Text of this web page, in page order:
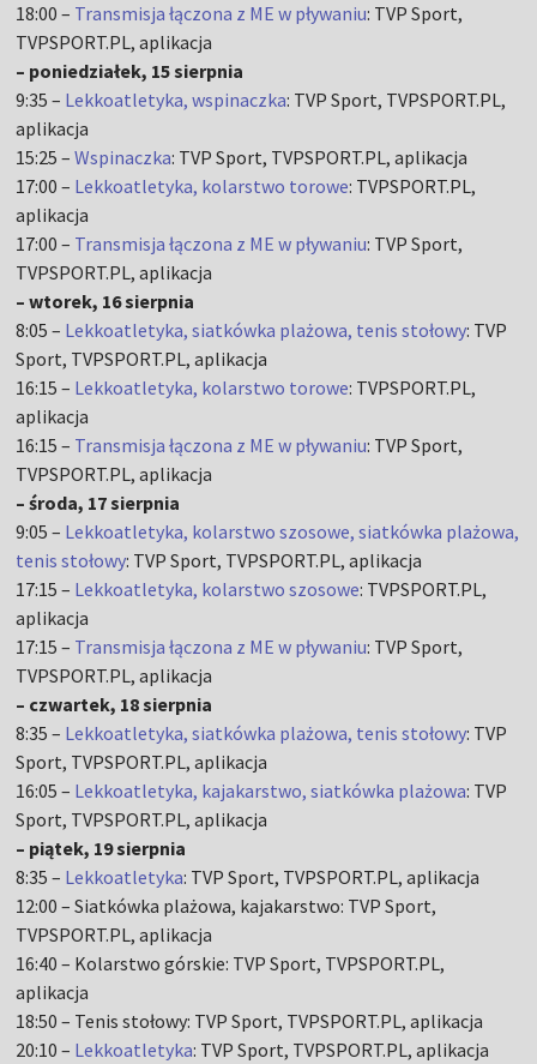
18:00 – Transmisja łączona z ME w pływaniu: TVP Sport,
TVPSPORT.PL, aplikacja
– poniedziałek, 15 sierpnia
9:35 – Lekkoatletyka, wspinaczka: TVP Sport, TVPSPORT.PL,
aplikacja
15:25 –Wspinaczka: TVP Sport, TVPSPORT.PL, aplikacja
17:00 – Lekkoatletyka, kolarstwo torowe: TVPSPORT.PL,
aplikacja
17:00 – Transmisja łączona z ME w pływaniu: TVP Sport,
TVPSPORT.PL, aplikacja
– wtorek, 16 sierpnia
8:05 – Lekkoatletyka, siatkówka plażowa, tenis stołowy: TVP
Sport, TVPSPORT.PL, aplikacja
16:15 – Lekkoatletyka, kolarstwo torowe: TVPSPORT.PL,
aplikacja
16:15 – Transmisja łączona z ME w pływaniu: TVP Sport,
TVPSPORT.PL, aplikacja
– środa, 17 sierpnia
9:05 – Lekkoatletyka, kolarstwo szosowe, siatkówka plażowa,
tenis stołowy: TVP Sport, TVPSPORT.PL, aplikacja
17:15 – Lekkoatletyka, kolarstwo szosowe: TVPSPORT.PL,
aplikacja
17:15 – Transmisja łączona z ME w pływaniu: TVP Sport,
TVPSPORT.PL, aplikacja
– czwartek, 18 sierpnia
8:35 – Lekkoatletyka, siatkówka plażowa, tenis stołowy: TVP
Sport, TVPSPORT.PL, aplikacja
16:05 – Lekkoatletyka, kajakarstwo, siatkówka plażowa: TVP
Sport, TVPSPORT.PL, aplikacja
– piątek, 19 sierpnia
8:35 – Lekkoatletyka: TVP Sport, TVPSPORT.PL, aplikacja
12:00 – Siatkówka plażowa, kajakarstwo: TVP Sport,
TVPSPORT.PL, aplikacja
16:40 – Kolarstwo górskie: TVP Sport, TVPSPORT.PL,
aplikacja
18:50 – Tenis stołowy: TVP Sport, TVPSPORT.PL, aplikacja
20:10 – Lekkoatletyka: TVP Sport, TVPSPORT.PL, aplikacja